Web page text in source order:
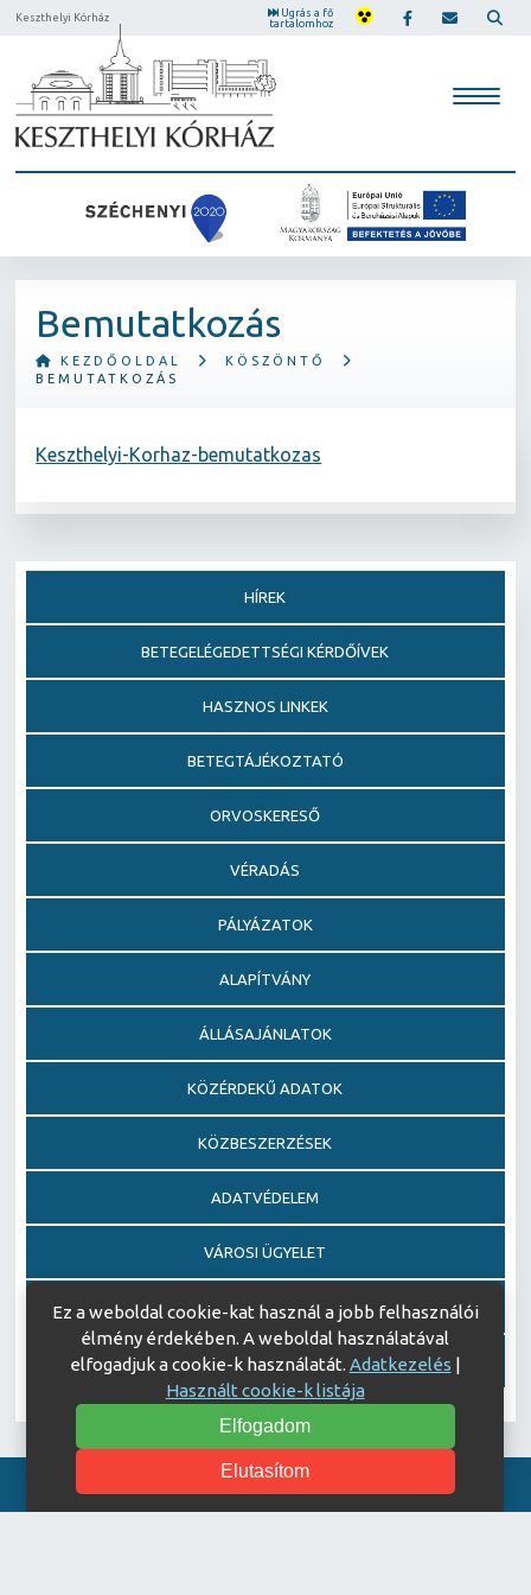
Keszthelyi Kórház
Ugrás a fő
tartalomhoz
Bemutatkozás
KEZDŐOLDAL
KÖSZÖNTŐ
BEMUTATKOZÁS
Keszthelyi-Korhaz-bemutatkozas
HÍREK
BETEGELÉGEDETTSÉGI KÉRDŐÍVEK
HASZNOS LINKEK
BETEGTÁJÉKOZTATÓ
ORVOSKERESŐ
VÉRADÁS
PÁLYÁZATOK
ALAPÍTVÁNY
ÁLLÁSAJÁNLATOK
KÖZÉRDEKŰ ADATOK
KÖZBESZERZÉSEK
ADATVÉDELEM
VÁROSI ÜGYELET
EGÉSZSÉGFEJLESZTŐ KÓRHÁZ DÍJ PÁLYÁZAT
AJÁNDÉKOZÁSI OKIRATOK
Ez a weboldal cookie-kat használ a jobb felhasználói
élmény érdekében. A weboldal használatával
elfogadjuk a cookie-k használatát. Adatkezelés |
Használt cookie-k listája
Elfogadom
Elutasítom